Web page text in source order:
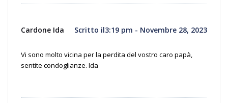
Cardone Ida Scritto il3:19 pm - Novembre 28, 2023
Vi sono molto vicina per la perdita del vostro caro papà,
sentite condoglianze. Ida